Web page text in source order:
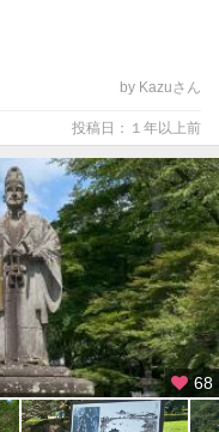
by Kazuさん
投稿日：１年以上前
68